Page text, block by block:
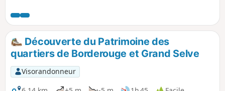
Situé au Sud-Est de Toulouse, ce circuit
vous invite à explorer un cadre
verdoyant et animé, reliant trois points
emblématiques : l'Université Paul
Sabatier, l'INSA Toulouse et les berges
tranquilles du Canal du Midi, classé au
patrimoine mondial de l'UNESCO. Au fil
de votre marche, vous traverserez des
Découverte du Patrimoine des
quartiers de Borderouge et Grand Selve
Visorandonneur